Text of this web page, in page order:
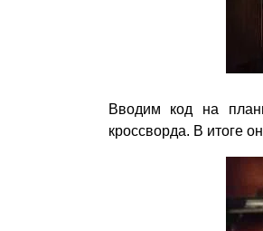
Вводим код на
кроссворда. В итоге